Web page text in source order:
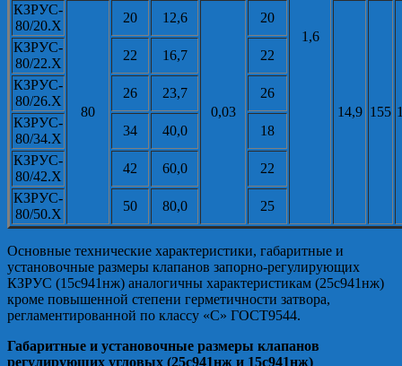
1,6
КЗРУС-
80/20.X
80
20 12,6
0,03
20
14,9 155
КЗРУС-
80/22.X
22 16,7
22
КЗРУС-
80/26.X
26 23,7
26
КЗРУС-
80/34.X
34 40,0
18
КЗРУС-
80/42.X
42 60,0
22
КЗРУС-
80/50.X
50 80,0 25
Основные технические характеристики, габаритные и
установочные размеры клапанов запорно-регулирующих
КЗРУС (15с941нж) аналогичны характеристикам (25с941нж)
кроме повышенной степени герметичности затвора,
регламентированной по классу «С» ГОСТ9544.
Габаритные и установочные размеры клапанов
регулирующих угловых (25с941нж и 15с941нж)